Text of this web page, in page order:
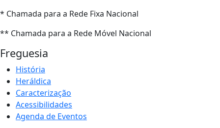
* Chamada para a Rede Fixa Nacional
** Chamada para a Rede Móvel Nacional
Freguesia
História
Heráldica
Caracterização
Acessibilidades
Agenda de Eventos